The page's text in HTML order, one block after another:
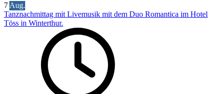
7 Aug.
Tanznachmittag mit Livemusik mit dem Duo Romantica im Hotel
Töss in Winterthur.